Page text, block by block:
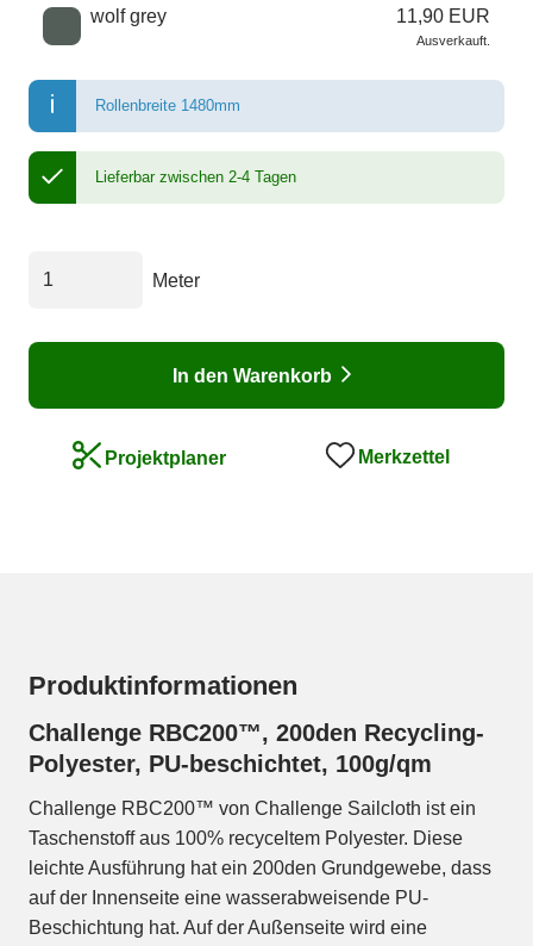
wolf grey 11,90 EUR
Ausverkauft.
Rollenbreite 1480mm
Lieferbar zwischen 2-4 Tagen
Meter
In den Warenkorb
Projektplaner Merkzettel
Produktinformationen
Challenge RBC200™, 200den Recycling-
Polyester, PU-beschichtet, 100g/qm
Challenge RBC200™ von Challenge Sailcloth ist ein
Taschenstoff aus 100% recyceltem Polyester. Diese
leichte Ausführung hat ein 200den Grundgewebe, dass
auf der Innenseite eine wasserabweisende PU-
Beschichtung hat. Auf der Außenseite wird eine